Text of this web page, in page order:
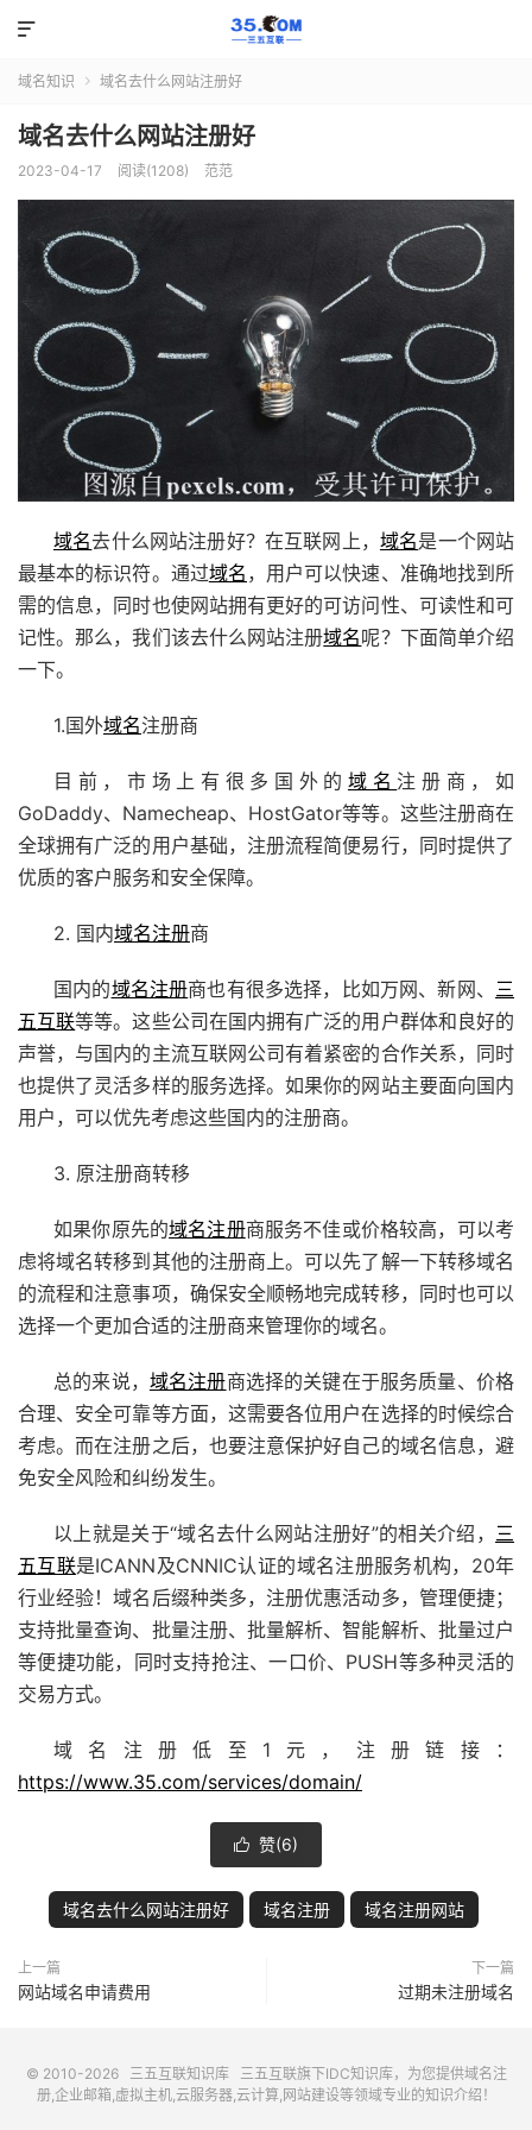

域名知识  域名去什么网站注册好
域名去什么网站注册好
2023-04-17 阅读(1208) 范范
域名去什么网站注册好？在互联网上， 域名是一个网站
最基本的标识符。通过域名 ，用户可以快速、准确地找到所
需的信息，同时也使网站拥有更好的可访问性、可读性和可
记性。那么，我们该去什么网站注册域名呢？下面简单介绍
一下。
1.国外域名注册商
目前，市场上有很多国外的 域名 注册商，如
GoDaddy、Namecheap、HostGator等等。这些注册商在
全球拥有广泛的用户基础，注册流程简便易行，同时提供了
优质的客户服务和安全保障。
2. 国内域名注册商
国内的域名注册商也有很多选择，比如万网、新网、 三
五互联等等。这些公司在国内拥有广泛的用户群体和良好的
声誉，与国内的主流互联网公司有着紧密的合作关系，同时
也提供了灵活多样的服务选择。如果你的网站主要面向国内
用户，可以优先考虑这些国内的注册商。
3. 原注册商转移
如果你原先的域名注册商服务不佳或价格较高，可以考
虑将域名转移到其他的注册商上。可以先了解一下转移域名
的流程和注意事项，确保安全顺畅地完成转移，同时也可以
选择一个更加合适的注册商来管理你的域名。
总的来说， 域名注册商选择的关键在于服务质量、价格
合理、安全可靠等方面，这需要各位用户在选择的时候综合
考虑。而在注册之后，也要注意保护好自己的域名信息，避
免安全风险和纠纷发生。
以上就是关于“域名去什么网站注册好”的相关介绍， 三
五互联是ICANN及CNNIC认证的域名注册服务机构，20年
行业经验！域名后缀种类多，注册优惠活动多，管理便捷；
支持批量查询、批量注册、批量解析、智能解析、批量过户
等便捷功能，同时支持抢注、一口价、PUSH等多种灵活的
交易方式。
域名注册低至1元，注册链接：
https://www.35.com/services/domain/
 赞(6)
域名去什么网站注册好 域名注册 域名注册网站
上一篇
网站域名申请费用
下一篇
过期未注册域名
© 2010-2026 三五互联知识库 三五互联旗下IDC知识库，为您提供域名注
册,企业邮箱,虚拟主机,云服务器,云计算,网站建设等领域专业的知识介绍！